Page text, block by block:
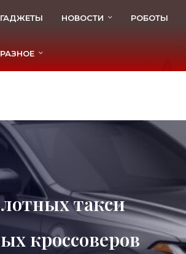
ГАДЖЕТЫ НОВОСТИ РОБОТЫ
РАЗНОЕ
такси
кроссоверов